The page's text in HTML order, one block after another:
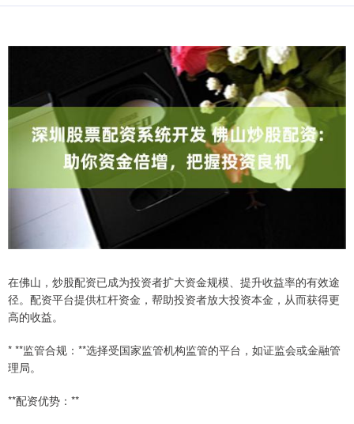
在佛山，炒股配资已成为投资者扩大资金规模、提升收益率的有效途
径。配资平台提供杠杆资金，帮助投资者放大投资本金，从而获得更
高的收益。
* **监管合规：**选择受国家监管机构监管的平台，如证监会或金融管
理局。
**配资优势：**